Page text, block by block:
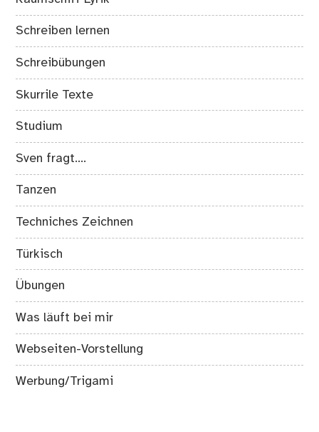
Schreiben lernen
Schreibübungen
Skurrile Texte
Studium
Sven fragt….
Tanzen
Techniches Zeichnen
Türkisch
Übungen
Was läuft bei mir
Webseiten-Vorstellung
Werbung/Trigami